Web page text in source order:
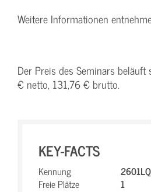
Weitere Informationen
Der Preis des Seminars
€ netto, 131,76 € brutto.
KEY-FACTS
Kennung
Freie Plätze
1